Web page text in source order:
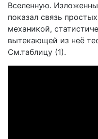
Вселенную.
показал связь
механикой,
вытекающей из неё
См.таблицу (1).